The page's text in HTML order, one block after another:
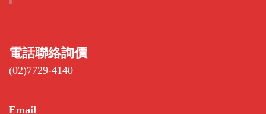
電話聯絡詢價
(02)7729-4140
Email